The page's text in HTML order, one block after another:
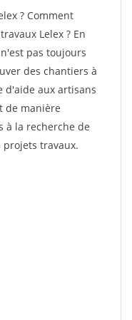
? Comment
Lelex ? En
pas toujours
des chantiers à
d'aide aux artisans
de manière
à la recherche de
travaux.